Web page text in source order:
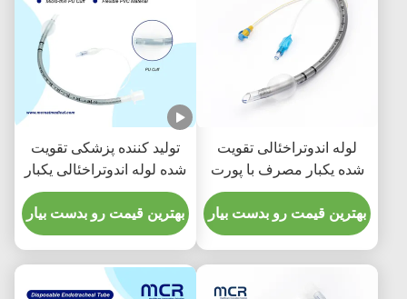
لوله اندوتراخئالی تقویت
شده یکبار مصرف با پورت
مکش برای پیشگیری از
VAP
بهترین قیمت رو بدست بیار
تولید کننده پزشکی تقویت
شده لوله اندوتراخئالی یکبار
مصرفی بدون DEHP
بهترین قیمت رو بدست بیار